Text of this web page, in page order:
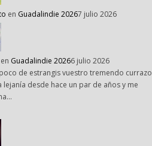
en Guadalindie 20267 julio 2026
en Guadalindie 20266 julio 2026
de estrangis vuestro tremendo currazo
lejanía desde hace un par de años y me